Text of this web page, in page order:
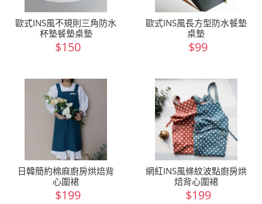
歐式INS風不規則三角防水
杯墊餐墊桌墊
$150
歐式INS風長方型防水餐墊
桌墊
$99
日韓簡約棉麻廚房烘焙背
心圍裙
$199
網紅INS風條紋波點廚房烘
焙背心圍裙
$199